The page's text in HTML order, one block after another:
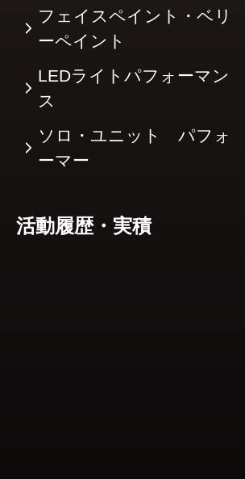
フェイスペイント・ベリ
ーペイント
LEDライトパフォーマン
ス
ソロ・ユニット パフォ
ーマー
活動履歴・実積